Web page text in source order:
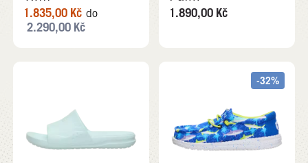
1.835,00 Kč do
2.290,00 Kč
1.890,00 Kč
-32%